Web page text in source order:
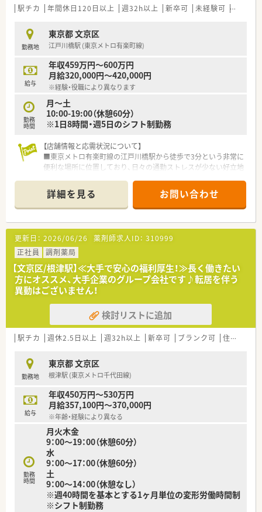
駅チカ 年間休日120日以上 週32h以上 新卒可 未経験可 高給与
勤務地
東京都 文京区
江戸川橋駅 (東京メトロ有楽町線)
給与
年収459万円～600万円
月給320,000円～420,000円
※経験・役職により異なります
勤務
時間
月～土
10:00-19:00（休憩60分）
※1日8時間・週5日のシフト制勤務
【店舗情報と応需状況について】
■東京メトロ有楽町線の江戸川橋駅から徒歩で3分という非常に
便利な場所に位置しており、日々の通勤ストレスが少ない好立地
■主な応需科目は皮膚科と心療内科となっており、皮膚科メイン
の処方箋応需状況であるため、専門的な知識を深めることが可能
です。
■一人薬剤師になることはなく常に協力し合える環境です。
【法人特徴について】
■東証プライム上場のツルハグループに属しており、グループ全
体で1,000店舗以上を展開する業界トップクラスの安定した企業
です。
■調剤部門の売上が全体の30%を超えており、医療業界における
ビジネスモデルとしても非常に強固で健全な経営基盤を誇って
います。
■ドラッグストアチェーンでありながら、調剤とOTC販売の担当
が完全に分かれているため、調剤業務に特化して働くことができ
ます。
【想定されるキャリアイメージ】
■店舗展開が近隣エリアに集中しているドミナント戦略をとっ
ているため、転居を伴わずに多くの科目を経験し成長し続けるこ
とができます。
■ツルハグループ合同の勉強会や、薬事教育部による専門セミナ
ーなど、大手ならではの多層的な研修制度を通じて段階的に昇進
できます。
■認定薬剤師取得支援のためのeラーニングや、特定の薬剤に特
化した認定取得セミナーなど、教育プログラムが非常に充実して
います。
【こんな方が活躍中】
■調剤業務に専念したいという強い志を持ち、複数の店舗を経験
しながら幅広い科目の処方箋を扱えるようになりたい方が活躍
しています。
詳細を見る お問い合わせ
更新日： 2026/06/26 薬剤師求人ID： 310999
正社員
調剤薬局
【文京区/根津駅】≪大手で安心の福利厚生！≫長く働きたい
方にオススメ、大手企業のグループ会社です♪転居を伴う
異動はございません！
検討リストに追加
駅チカ 週休2.5日以上 週32h以上 新卒可 ブランク可 住宅補助(手当)あり
勤務地
東京都 文京区
根津駅 (東京メトロ千代田線)
給与
年収450万円～530万円
月給357,100円～370,000円
※年齢・経験により異なる
勤務
時間
月火木金
9：00～19：00（休憩60分）
水
9：00～17：00（休憩60分）
土
9：00～14：00（休憩なし）
※週40時間を基本とする1ヶ月単位の変形労働時間制
※シフト制勤務